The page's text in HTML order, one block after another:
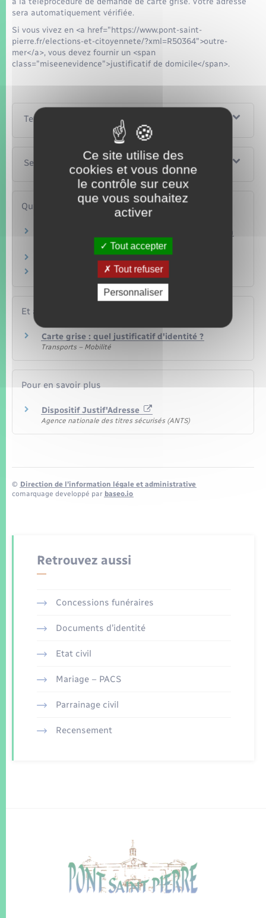
sera automatiquement vérifiée.
Si vous vivez en <a href="https://www.pont-saint-
pierre.fr/elections-et-citoyennete/?xml=R50364">outre-
mer</a>, vous devez fournir un <span
class="miseenevidence">justificatif de domicile</span>.
Textes de référence
Services en ligne et formulaires
Questions ? Réponses !
Carte grise : avec quels documents prouver son
Peut-on choisir son adresse sur la carte grise ?
Comment obtenir un extrait K ou Kbis ?
Et aussi
Carte grise : quel justificatif d'identité ?
Transports – Mobilité
Pour en savoir plus
Dispositif Justif'Adresse
Agence nationale des titres sécurisés (ANTS)
© Direction de l’information légale et administrative
comarquage developpé par baseo.io
Retrouvez aussi
Concessions funéraires
Documents d’identité
Etat civil
Mariage – PACS
Parrainage civil
Recensement
Ce site utilise des
cookies et vous donne
le contrôle sur ceux
que vous souhaitez
activer
Tout accepter
Tout refuser
Personnaliser